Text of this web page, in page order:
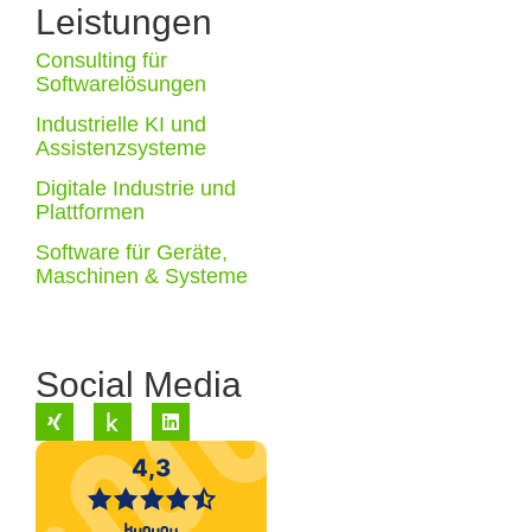
Leistungen
Consulting für
Softwarelösungen
Industrielle KI und
Assistenzsysteme
Digitale Industrie und
Plattformen
Software für Geräte,
Maschinen & Systeme
Social Media